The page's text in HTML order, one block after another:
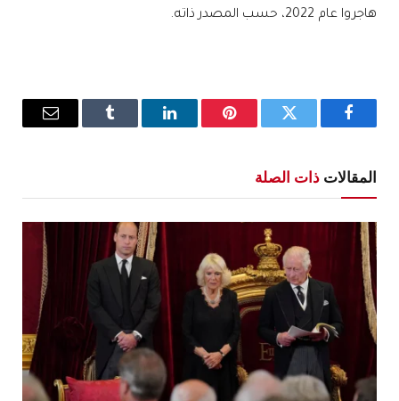
هاجروا عام 2022، حسب المصدر ذاته.
فيسبوك تويتر بينتيريستلينكدإن Tumblr
البريد
المقالات ذات الصلة